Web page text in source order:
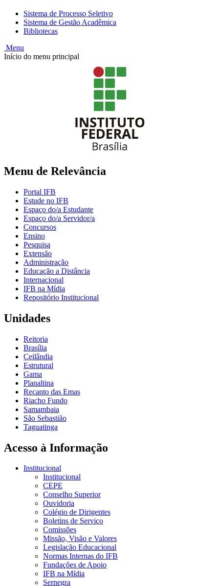
Sistema de Processo Seletivo
Sistema de Gestão Acadêmica
Bibliotecas
Menu
Início do menu principal
Menu de Relevância
Portal IFB
Estude no IFB
Espaço do/a Estudante
Espaço do/a Servidor/a
Concursos
Ensino
Pesquisa
Extensão
Administração
Educação a Distância
Internacional
IFB na Mídia
Repositório Institucional
Unidades
Reitoria
Brasília
Ceilândia
Estrutural
Gama
Planaltina
Recanto das Emas
Riacho Fundo
Samambaia
São Sebastião
Taguatinga
Acesso à Informação
Institucional
Institucional
CEPE
Conselho Superior
Ouvidoria
Colégio de Dirigentes
Boletins de Serviço
Comissões
Missão, Visão e Valores
Legislação Educacional
Normas Internas do IFB
Fundações de Apoio
IFB na Mídia
Sernegra